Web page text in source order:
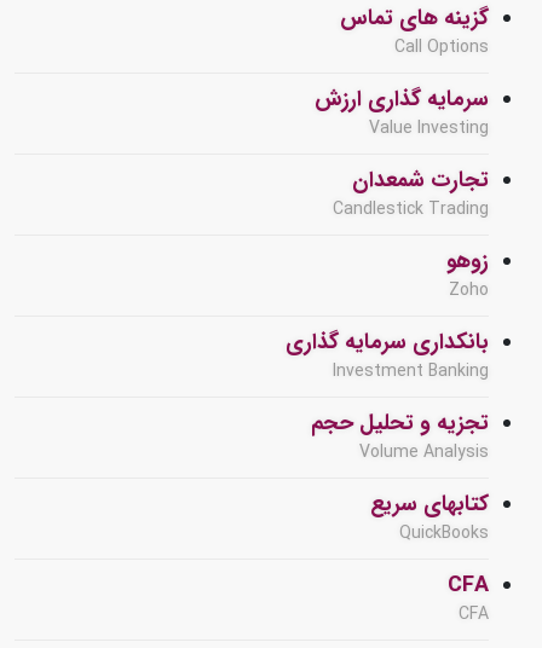
گزینه های تماس
Call Options
سرمایه گذاری ارزش
Value Investing
تجارت شمعدان
Candlestick Trading
زوهو
Zoho
بانکداری سرمایه گذاری
Investment Banking
تجزیه و تحلیل حجم
Volume Analysis
کتابهای سریع
QuickBooks
CFA
CFA